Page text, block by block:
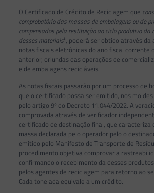
O Certificado de Crédito de Reciclagem que
comprobatório das massas de embalagens ou de
compensados pela restituição ao ciclo produtivo da
desses materiais³, poderá ser obtido através da
notas fiscais eletrônicas do ano fiscal corrente
anterior, oriundas das operações de
e de embalagens recicláveis.
As notas fiscais passarão por um processo de
que o certificado possa ser emitido, nos
pelo artigo 9º do Decreto 11.044/2022. A
comprovada através de verificador
certificado de destinação final, que caracteriza
massa declarada pelo operador pelo o
emitido pelo Manifesto de Transporte de
procedimento objetiva comprovar a
confirmando o recebimento da desses
pelos agentes de reciclagem para retorno ao
Cada tonelada equivale a um crédito.